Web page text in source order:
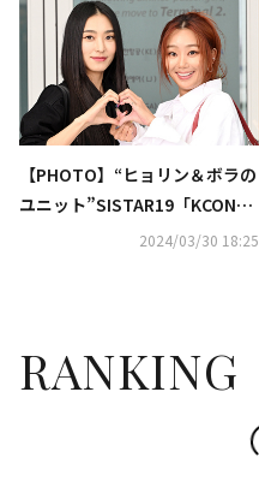
【PHOTO】“ヒョリン＆ボラの
ユニット”SISTAR19「KCON」
のため香港へ出国（動画あり）
2024/03/30 18:25
RANKING